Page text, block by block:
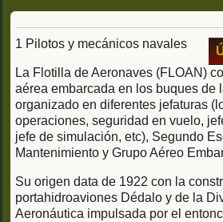
1 Pilotos y mecánicos navales
La Flotilla de Aeronaves (FLOAN)
aérea embarcada en los buques de
organizado en diferentes jefaturas
operaciones, seguridad en vuelo,
jefe de simulación, etc), Segundo
Mantenimiento y Grupo Aéreo
Su origen data de 1922 con la
portahidroaviones Dédalo y de la
Aeronáutica impulsada por el